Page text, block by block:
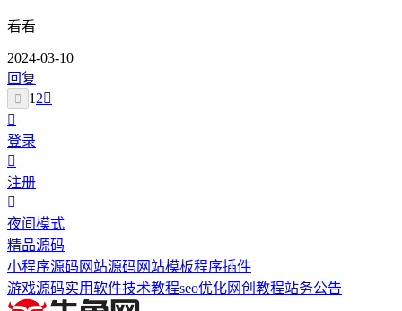
看看
2024-03-10
回复
1 2
登录
注册
夜间模式
精品源码
小程序源码 网站源码 网站模板程序插件
游戏源码实用软件技术教程seo优化网创教程站务公告